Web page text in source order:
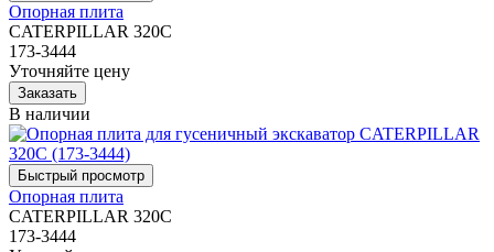
Опорная плита
CATERPILLAR 320C
173-3444
Уточняйте цену
В наличии
Опорная плита
CATERPILLAR 320C
173-3444